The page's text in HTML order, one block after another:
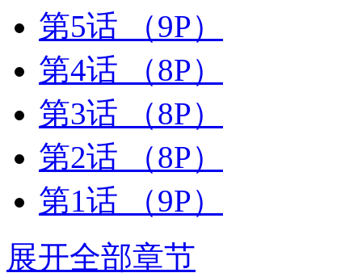
第5话
（9P）
第4话
（8P）
第3话
（8P）
第2话
（8P）
第1话
（9P）
展开全部章节